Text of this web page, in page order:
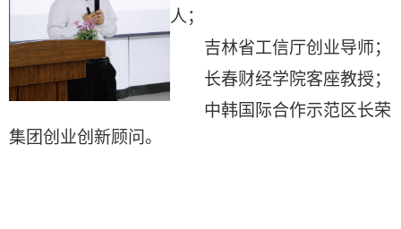
人；
吉林省工信厅创业导师；
长春财经学院客座教授；
中韩国际合作示范区长荣
集团创业创新顾问。